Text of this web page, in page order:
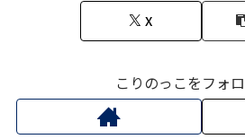
X
こりのっこをフォ